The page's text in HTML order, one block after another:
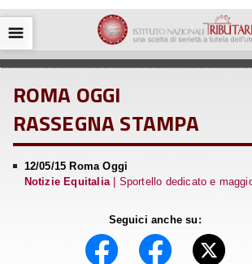
☰
ROMA OGGI
RASSEGNA STAMPA
12/05/15 Roma Oggi
Notizie Equitalia | Sportello dedicato e
Seguici anche su: